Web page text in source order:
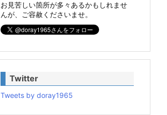
お見苦しい箇所が多々あるかもしれませ
んが、ご容赦くださいませ。
Twitter
Tweets by doray1965